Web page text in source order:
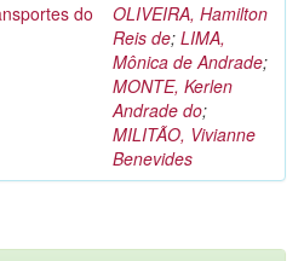
do
OLIVEIRA, Hamilton
Reis de; LIMA,
Mônica de Andrade;
MONTE, Kerlen
Andrade do;
MILITÃO, Vivianne
Benevides